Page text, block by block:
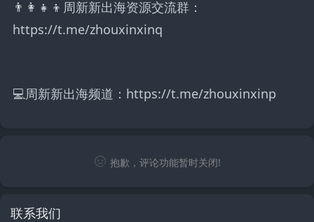
👨‍👩‍👧‍👦周新新出海资源交流群：
https://t.me/zhouxinxinq
💻周新新出海频道：https://t.me/zhouxinxinp
抱歉，评论功能暂时关闭!
联系我们